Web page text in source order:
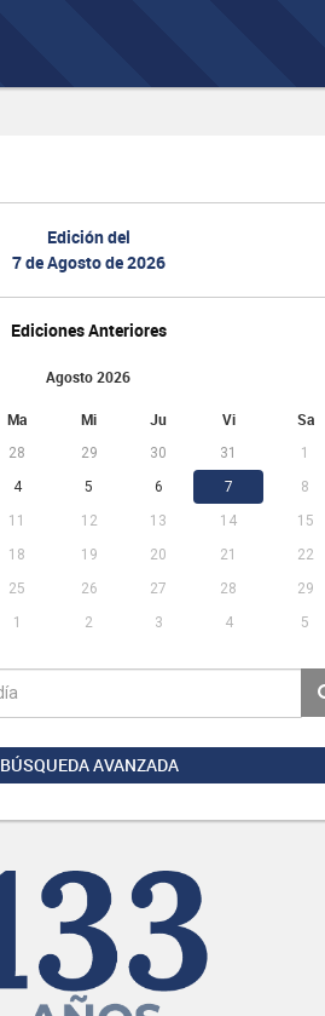
Edición del
7 de Agosto de 2026
Ediciones Anteriores
Agosto 2026
Ma Mi Ju Vi Sa
28 29 30 31
1
4 5 6 7
8
11 12 13 14
15
18 19 20 21
22
25 26 27 28
29
1 2 3 4 5
BÚSQUEDA AVANZADA